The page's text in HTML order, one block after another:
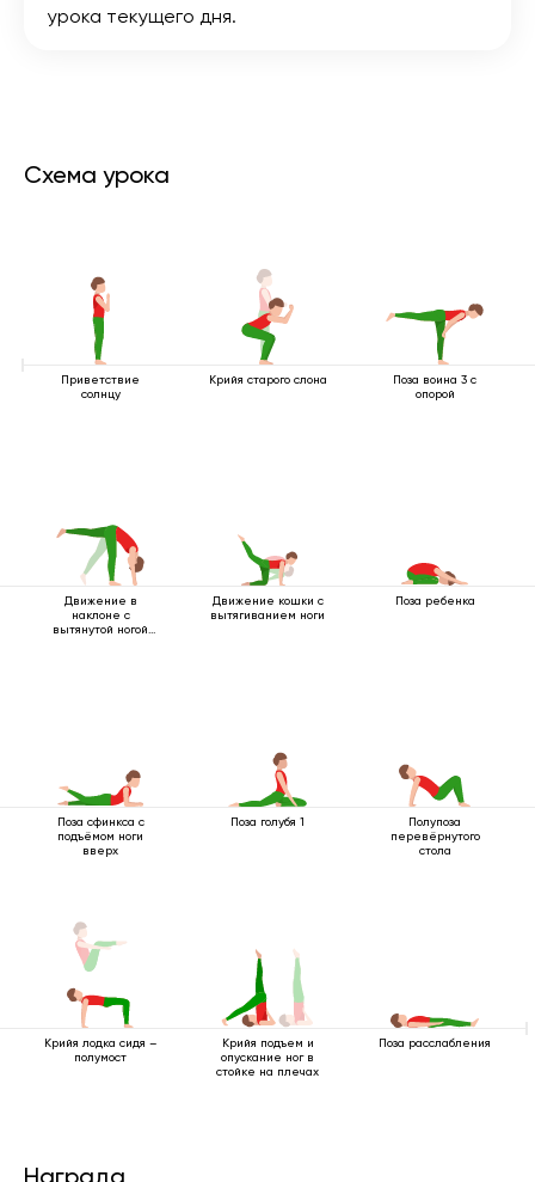
урока текущего дня.
Схема урока
Приветствие
солнцу
Крийя старого слона
Поза воина 3 с
опорой
Движение в
наклоне с
вытянутой ногой
Движение кошки с
вытягиванием ноги
Поза ребенка
Поза сфинкса с
подъёмом ноги
вверх
Поза голубя 1
Полупоза
перевёрнутого
стола
Крийя лодка сидя –
полумост
Крийя подъем и
опускание ног в
стойке на плечах
Поза расслабления
Награда